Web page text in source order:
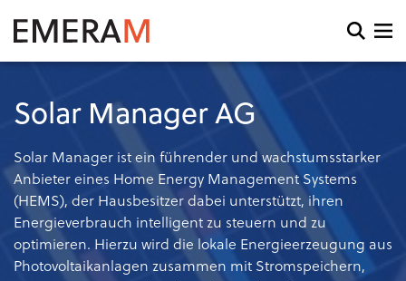
zum
Open
search
Solar Manager AG
Solar Manager ist ein führender und wachstumsstarker
Anbieter eines Home Energy Management Systems
(HEMS), der Hausbesitzer dabei unterstützt, ihren
Energieverbrauch intelligent zu steuern und zu
optimieren. Hierzu wird die lokale Energieerzeugung aus
Photovoltaikanlagen zusammen mit Stromspeichern,